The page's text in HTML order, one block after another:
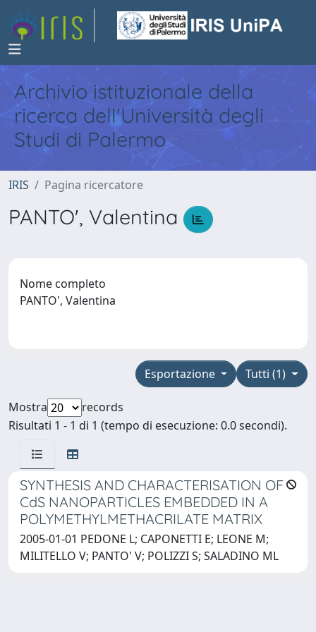
Archivio istituzionale della
ricerca dell'Università degli
Studi di Palermo
IRIS Pagina ricercatore
PANTO', Valentina
Nome completo
PANTO', Valentina
Tutti (1)
Esportazione
Mostra
records
Risultati 1 - 1 di 1 (tempo di esecuzione: 0.0 secondi).
SYNTHESIS AND CHARACTERISATION OF
CdS NANOPARTICLES EMBEDDED IN A
POLYMETHYLMETHACRILATE MATRIX
2005-01-01 PEDONE L; CAPONETTI E; LEONE M;
MILITELLO V; PANTO' V; POLIZZI S; SALADINO ML